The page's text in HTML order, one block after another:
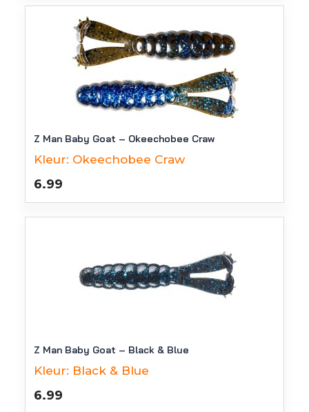
Z Man Baby Goat – Okeechobee Craw
Kleur: Okeechobee Craw
6.99
Z Man Baby Goat – Black & Blue
Kleur: Black & Blue
6.99